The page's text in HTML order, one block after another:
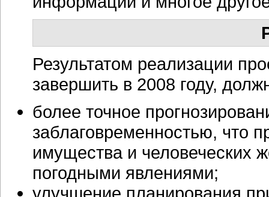
Результатом реализации
завершить в 2008 году,
более точное
заблаговременностью, что
имущества и человеческих
погодными явлениями;